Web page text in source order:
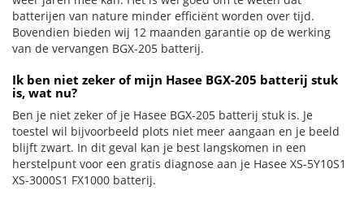
batterijen van nature minder efficiënt worden over tijd.
Bovendien bieden wij 12 maanden garantie op de werking
van de vervangen BGX-205 batterij.
Ik ben niet zeker of mijn Hasee BGX-205 batterij stuk
is, wat nu?
Ben je niet zeker of je Hasee BGX-205 batterij stuk is. Je
toestel wil bijvoorbeeld plots niet meer aangaan en je beeld
blijft zwart. In dit geval kan je best langskomen in een
herstelpunt voor een gratis diagnose aan je Hasee XS-5Y10S1
XS-3000S1 FX1000 batterij.